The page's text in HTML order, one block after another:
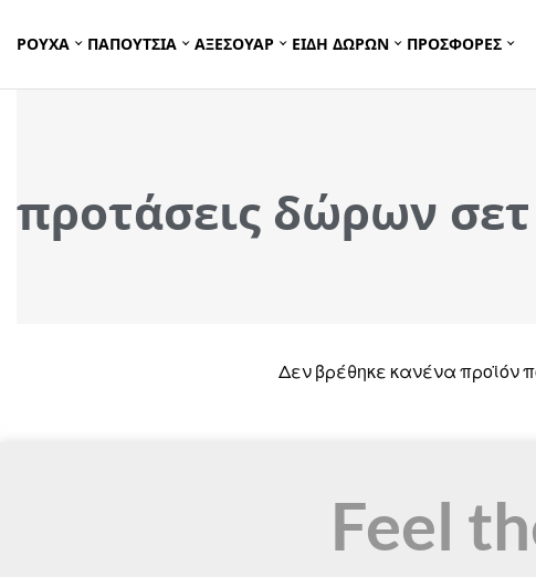
ΡΟΥΧΑ ΠΑΠΟΥΤΣΙΑ ΑΞΕΣΟΥΑΡ ΕΙΔΗ ΔΩΡΩΝ ΠΡΟΣΦΟΡΕΣ
προτάσεις δώρων
Δεν βρέθηκε κανένα προϊόν
Feel